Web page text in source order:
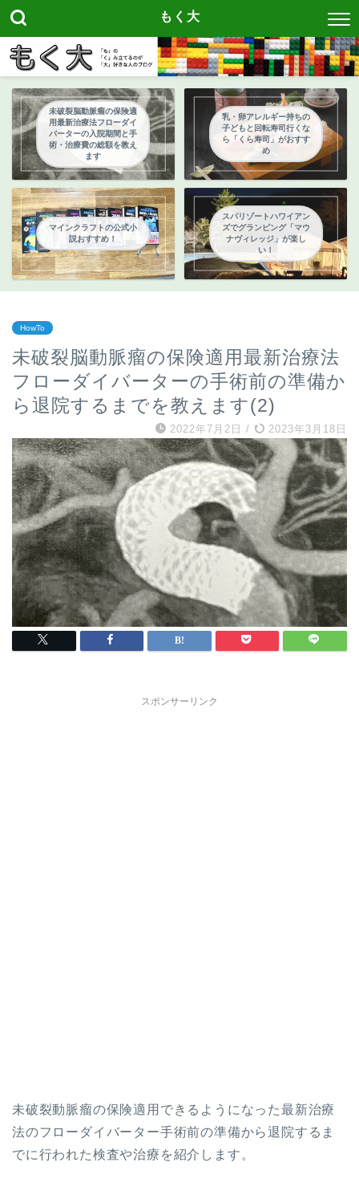
もく大
未破裂脳動脈瘤の保険適
用最新治療法フローダイ
バーターの入院期間と手
術・治療費の総額を教え
ます
乳・卵アレルギー持ちの
子どもと回転寿司行くな
ら「くら寿司」がおすす
め
マインクラフトの公式小
説おすすめ！
スパリゾートハワイアン
ズでグランピング「マウ
ナヴィレッジ」が楽し
い！
HowTo
未破裂脳動脈瘤の保険適用最新治療法
フローダイバーターの手術前の準備か
ら退院するまでを教えます(2)
2022年7月2日 / 2023年3月18日
スポンサーリンク
未破裂動脈瘤の保険適用できるようになった最新治療
法のフローダイバーター手術前の準備から退院するま
でに行われた検査や治療を紹介します。